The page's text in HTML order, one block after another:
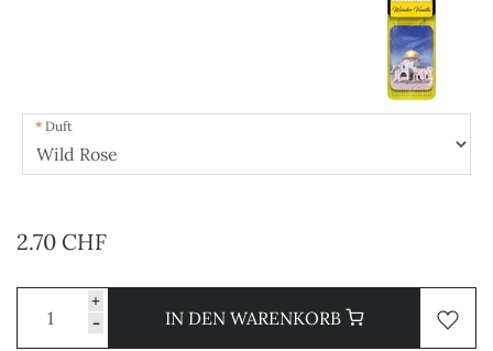
Duft
2.70 CHF
+
-
IN DEN WARENKORB